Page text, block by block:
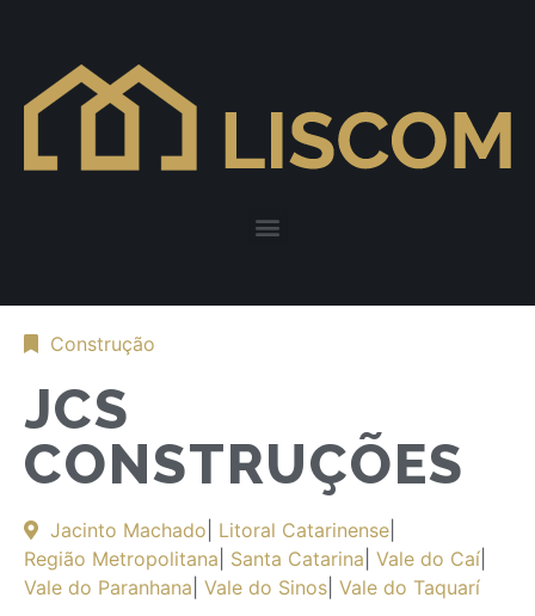
Construção
JCS
CONSTRUÇÕES
Jacinto Machado Litoral Catarinense
Região Metropolitana Santa Catarina Vale do Caí
Vale do Paranhana Vale do Sinos Vale do Taquarí